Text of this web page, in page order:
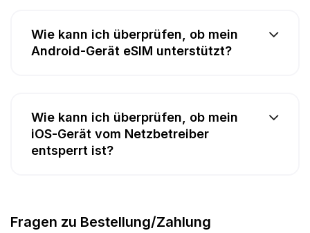
Wie kann ich überprüfen, ob mein
Android-Gerät eSIM unterstützt?
Wie kann ich überprüfen, ob mein
iOS-Gerät vom Netzbetreiber
entsperrt ist?
Fragen zu Bestellung/Zahlung